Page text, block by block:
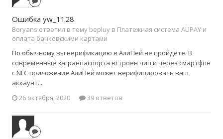
Ошибка yw_1128
Boryans ответил в тему bepluy в Платежная система ALIPAY и
оплата банковскими картами
По обычному вы верификацию в АлиПей не пройдёте. В
современные загранпаспорта встроен чип и через смартфон
с NFC приложение АлиПей может верифицировать ваш
аккаунт...
26 октября, 2020
39 ответов